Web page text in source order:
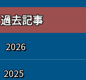
過去記事
2026
2025